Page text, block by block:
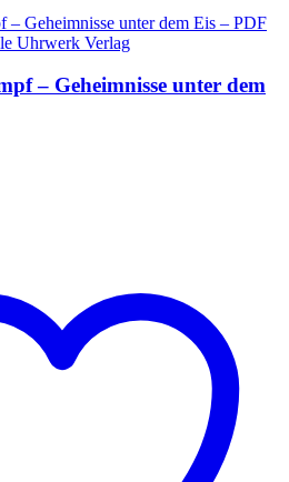
Uhrwerk Verlag
– Geheimnisse unter dem